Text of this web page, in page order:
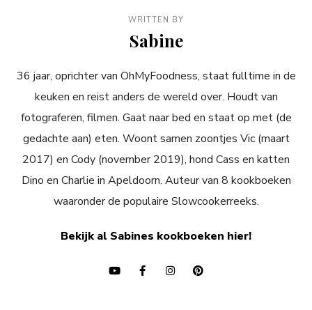
WRITTEN BY
Sabine
36 jaar, oprichter van OhMyFoodness, staat fulltime in de
keuken en reist anders de wereld over. Houdt van
fotograferen, filmen. Gaat naar bed en staat op met (de
gedachte aan) eten. Woont samen zoontjes Vic (maart
2017) en Cody (november 2019), hond Cass en katten
Dino en Charlie in Apeldoorn. Auteur van 8 kookboeken
waaronder de populaire Slowcookerreeks.
Bekijk al Sabines kookboeken hier!